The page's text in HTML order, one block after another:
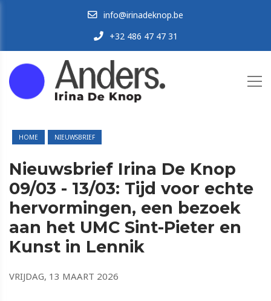
info@irinadeknop.be
+32 486 47 47 31
HOME NIEUWSBRIEF
Nieuwsbrief Irina De Knop
09/03 - 13/03: Tijd voor echte
hervormingen, een bezoek
aan het UMC Sint-Pieter en
Kunst in Lennik
VRIJDAG, 13 MAART 2026